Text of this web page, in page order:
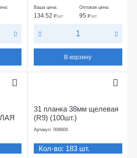
Ваша цена:
134.52 ₽/шт
Оптовая цена:
95 ₽/шт
В корзину
31 планка 38мм щелевая
(R9) (100шт.)
Артикул: 006600
Кол-во: 183 шт.